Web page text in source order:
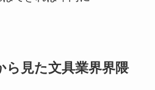
ら見た文具業界界隈